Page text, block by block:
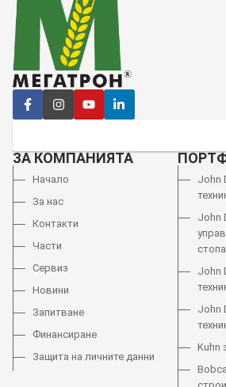
ЗА КОМПАНИЯТА
Начало
За нас
Контакти
Части
Сервиз
Новини
Запитване
Финансиране
Защита на личните данни
John
John
John
John
Kuhn